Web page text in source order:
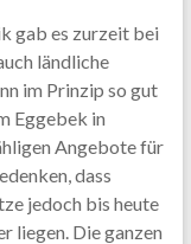
gab es zurzeit bei
ländliche
im Prinzip so gut
Eggebek in
Angebote für
dass
jedoch bis heute
liegen. Die ganzen